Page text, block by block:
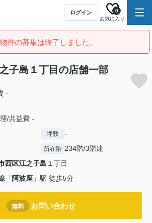
ログイン
お気に入り
0
件の募集は終了しました。
子島１丁目の店舗一部
-
/共益費 -
坪数 -
所在階 234階/3階建
西区江之子島 １丁目
「 阿波座 」駅 徒歩5分
無料 お問い合わせ